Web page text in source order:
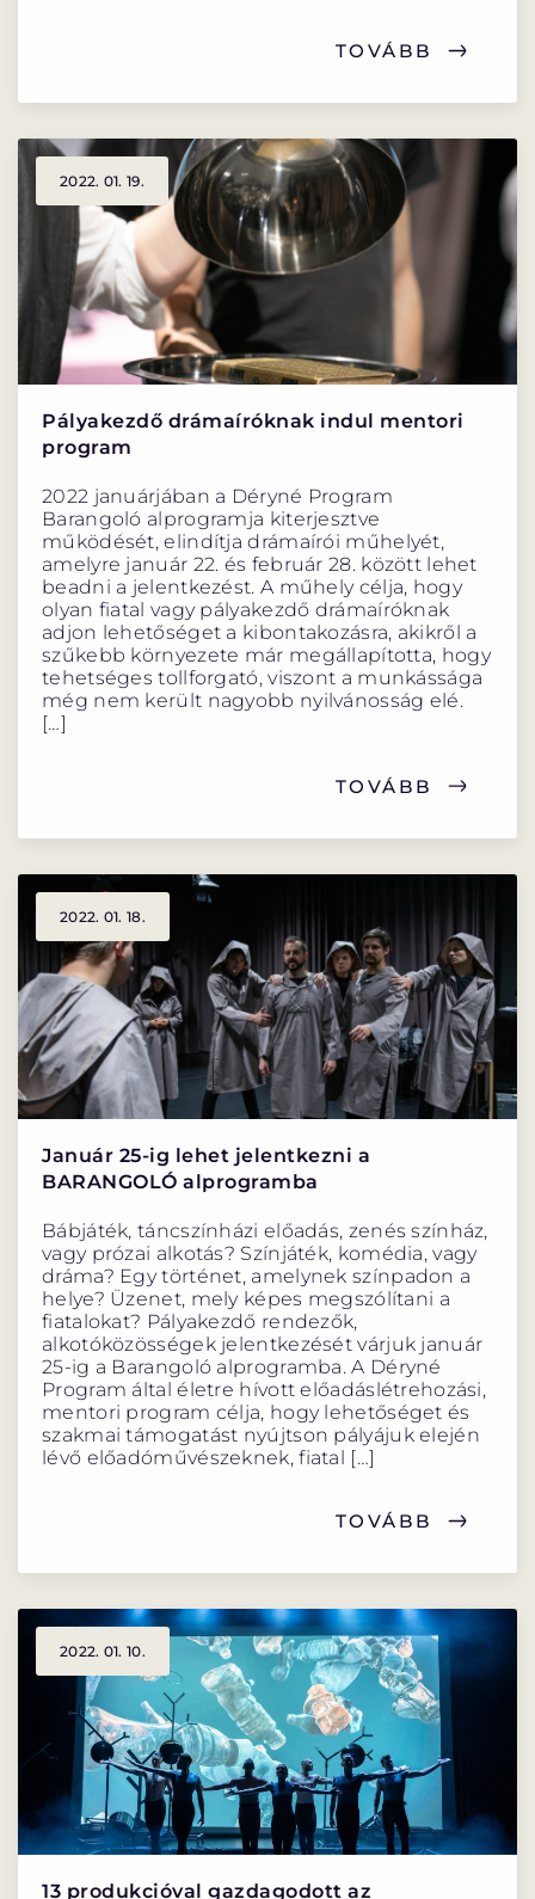
TOVÁBB
2022. 01. 19.
Pályakezdő drámaíróknak indul mentori
program
2022 januárjában a Déryné Program
Barangoló alprogramja kiterjesztve
működését, elindítja drámaírói műhelyét,
amelyre január 22. és február 28. között lehet
beadni a jelentkezést. A műhely célja, hogy
olyan fiatal vagy pályakezdő drámaíróknak
adjon lehetőséget a kibontakozásra, akikről a
szűkebb környezete már megállapította, hogy
tehetséges tollforgató, viszont a munkássága
még nem került nagyobb nyilvánosság elé.
[…]
TOVÁBB
2022. 01. 18.
Január 25-ig lehet jelentkezni a
BARANGOLÓ alprogramba
Bábjáték, táncszínházi előadás, zenés színház,
vagy prózai alkotás? Színjáték, komédia, vagy
dráma? Egy történet, amelynek színpadon a
helye? Üzenet, mely képes megszólítani a
fiatalokat? Pályakezdő rendezők,
alkotóközösségek jelentkezését várjuk január
25-ig a Barangoló alprogramba. A Déryné
Program által életre hívott előadáslétrehozási,
mentori program célja, hogy lehetőséget és
szakmai támogatást nyújtson pályájuk elején
lévő előadóművészeknek, fiatal […]
TOVÁBB
2022. 01. 10.
13 produkcióval gazdagodott az